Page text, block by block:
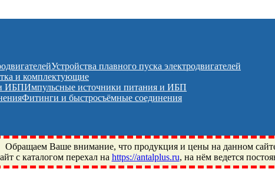
Устройства плавного пуска электродвигателей
и комплектующие
Импульсные источники питания и ИБП
Фитинги и быстросъёмные соединения
Обращаем Ваше внимание, что продукция и цены на данном
с каталогом перехал на https://antalplus.ru, на нём ведется
Юбилейный, Щелково, Москва, Пушкино, Королёв,